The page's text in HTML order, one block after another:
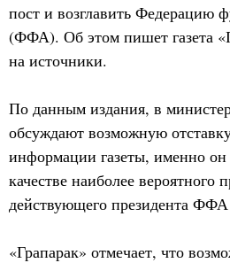
пост и возглавить Федерацию
(ФФА). Об этом пишет газета
на источники.
По данным издания, в
обсуждают возможную
информации газеты, именно он
качестве наиболее вероятного
действующего президента
«Грапарак» отмечает, что